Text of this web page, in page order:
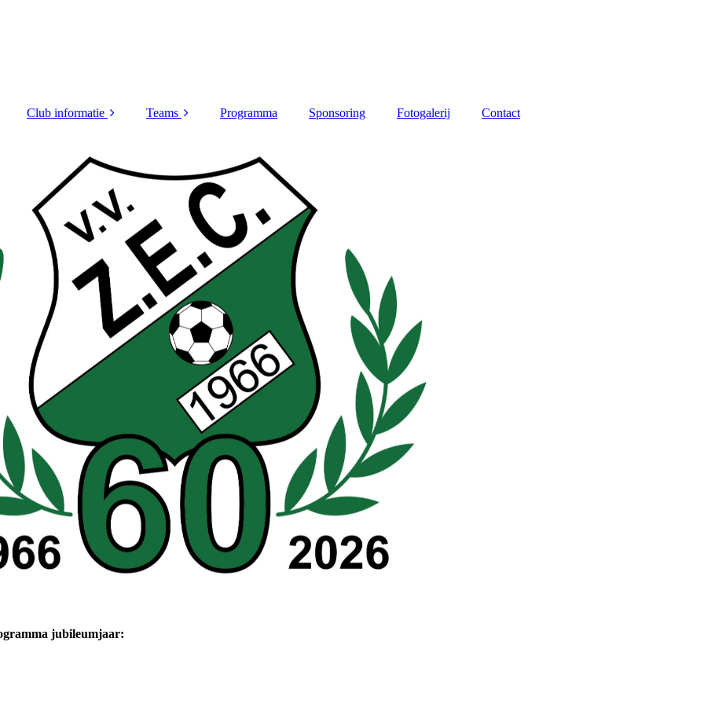
Club informatie
Lid worden
Contributie
Sponsorcommissie
Activiteitencommissie
Teams
Z.E.C. 2
Z.E.C. Dames
Z.E.C. 35+
Programma Sponsoring Fotogalerij Contact
jubileumjaar: